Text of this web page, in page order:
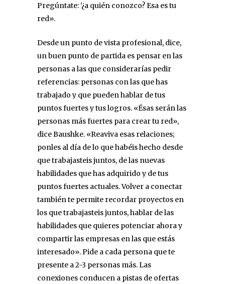
Pregúntate: ‘¿a quién conozco? Esa es tu
red».
Desde un punto de vista profesional, dice,
un buen punto de partida es pensar en las
personas a las que considerarías pedir
referencias: personas con las que has
trabajado y que pueden hablar de tus
puntos fuertes y tus logros. «Ésas serán las
personas más fuertes para crear tu red»,
dice Baushke. «Reaviva esas relaciones;
ponles al día de lo que habéis hecho desde
que trabajasteis juntos, de las nuevas
habilidades que has adquirido y de tus
puntos fuertes actuales. Volver a conectar
también te permite recordar proyectos en
los que trabajasteis juntos, hablar de las
habilidades que quieres potenciar ahora y
compartir las empresas en las que estás
interesado». Pide a cada persona que te
presente a 2-3 personas más. Las
conexiones conducen a pistas de ofertas